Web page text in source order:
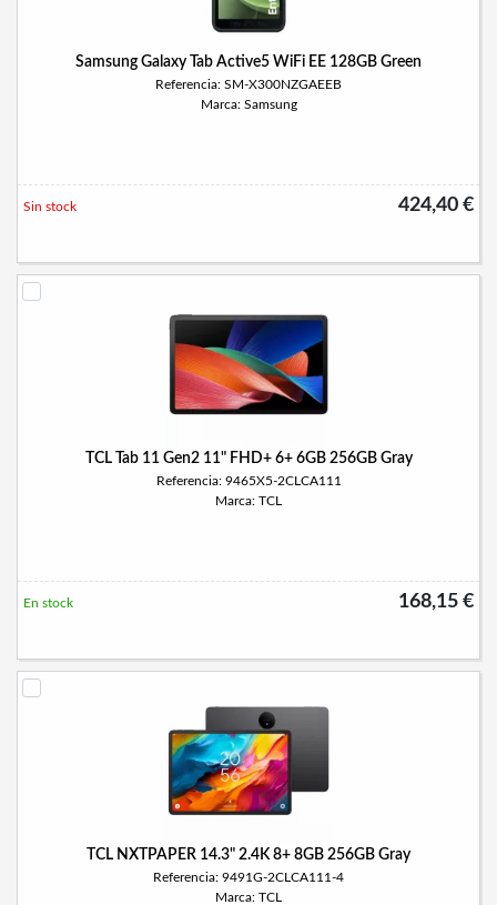
Samsung Galaxy Tab Active5 WiFi EE 128GB Green
Referencia: SM-X300NZGAEEB
Marca: Samsung
424,40 €
Sin stock
TCL Tab 11 Gen2 11" FHD+ 6+ 6GB 256GB Gray
Referencia: 9465X5-2CLCA111
Marca: TCL
168,15 €
En stock
TCL NXTPAPER 14.3" 2.4K 8+ 8GB 256GB Gray
Referencia: 9491G-2CLCA111-4
Marca: TCL